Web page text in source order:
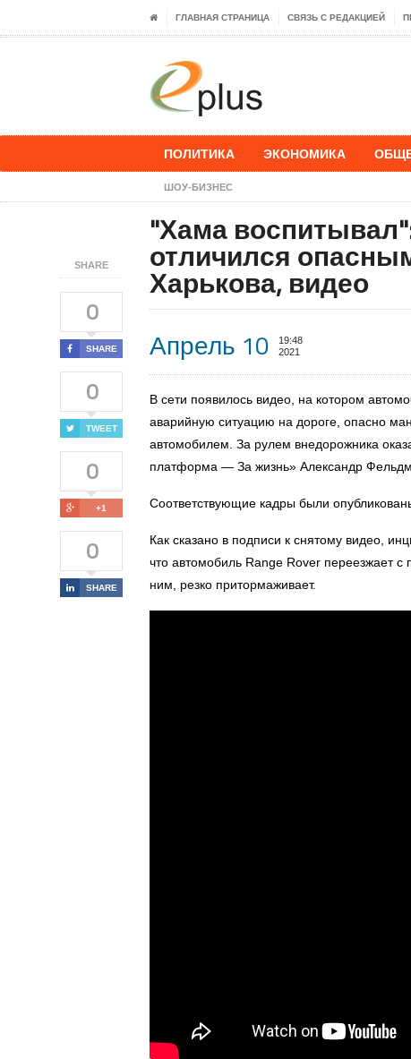
ГЛАВНАЯ СТРАНИЦА СВЯЗЬ С РЕДАКЦИЕЙ
ПОЛИТИКА ЭКОНОМИКА
ШОУ-БИЗНЕС
SHARE
0
SHARE
0
TWEET
0
+1
0
SHARE
"Хама
отличился
Харькова, видео
Апрель 10
19:48
2021
В сети появилось видео, на котором
аварийную ситуацию на дороге, опасно
автомобилем. За рулем внедорожника
платформа — За жизнь» Александр
Соответствующие кадры были
Как сказано в подписи к снятому видео, и
что автомобиль Range Rover переезжает с
ним, резко притормаживает.